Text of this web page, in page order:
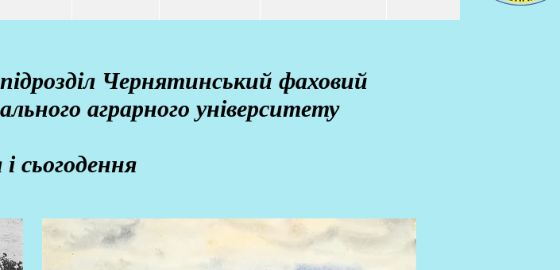
Чернятинський фаховий
аграрного університету
і сьогодення